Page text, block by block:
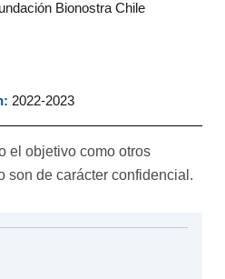
Bionostra Chile
2022-2023
el objetivo como otros
son de carácter confidencial.